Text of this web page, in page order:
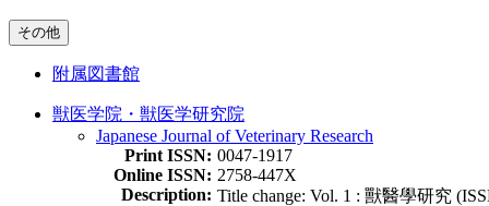
その他
附属図書館
獣医学院・獣医学研究院
Japanese Journal of Veterinary Research
Print ISSN: 0047-1917
Online ISSN: 2758-447X
Description: Title change: Vol. 1 : 獸醫學研究